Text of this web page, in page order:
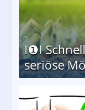
I❶I
seriöse